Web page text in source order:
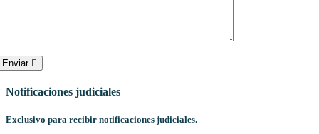
Enviar
Notificaciones judiciales
Exclusivo para recibir notificaciones judiciales.